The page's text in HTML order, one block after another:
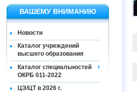
ВАШЕМУ ВНИМАНИЮ
Новости
Каталог учреждений
высшего образования
Каталог специальностей
ОКРБ 011-2022
ЦЭ/ЦТ в 2026 г.